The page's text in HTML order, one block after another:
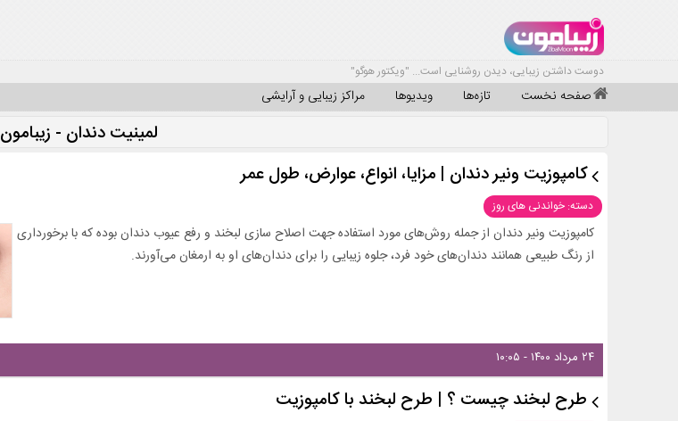
دوست داشتن زیبایی، دیدن روشنایی است... "ویکتور هوگو"
صفحه نخست تازه‌ها ویدیوها مراکز زیبایی و آرایشی
لمینیت دندان - زیبامون
کامپوزیت ونیر دندان | مزایا، انواع، عوارض، طول عمر
دسته: خواندنی های روز
کامپوزیت ونیر دندان از جمله روش‎‌های مورد استفاده جهت اصلاح سازی لبخند و رفع عیوب دندان بوده که با برخورداری
از رنگ طبیعی همانند دندان‎‌های خود فرد، جلوه زیبایی را برای دندان‎‌های او به ارمغان می‎‌آورند.
۲۴ مرداد ۱۴۰۰ - ۱۰:۰۵
طرح لبخند چیست ؟ | طرح لبخند با کامپوزیت